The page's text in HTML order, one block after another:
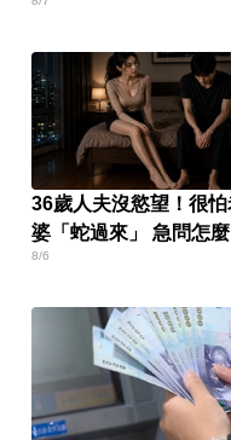
36歲人夫沒慾望！很怕
婆「蛇過來」 急問怎麼
辦？
8/6